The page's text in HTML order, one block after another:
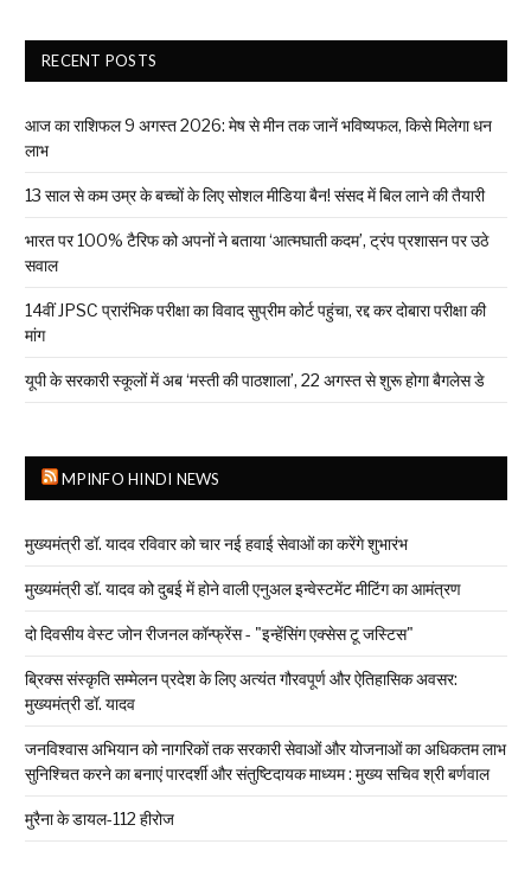
RECENT POSTS
आज का राशिफल 9 अगस्त 2026: मेष से मीन तक जानें भविष्यफल, किसे मिलेगा धन
लाभ
13 साल से कम उम्र के बच्चों के लिए सोशल मीडिया बैन! संसद में बिल लाने की तैयारी
भारत पर 100% टैरिफ को अपनों ने बताया ‘आत्मघाती कदम’, ट्रंप प्रशासन पर उठे
सवाल
14वीं JPSC प्रारंभिक परीक्षा का विवाद सुप्रीम कोर्ट पहुंचा, रद्द कर दोबारा परीक्षा की
मांग
यूपी के सरकारी स्कूलों में अब ‘मस्ती की पाठशाला’, 22 अगस्त से शुरू होगा बैगलेस डे
MPINFO HINDI NEWS
मुख्यमंत्री डॉ. यादव रविवार को चार नई हवाई सेवाओं का करेंगे शुभारंभ
मुख्यमंत्री डॉ. यादव को दुबई में होने वाली एनुअल इन्वेस्टमेंट मीटिंग का आमंत्रण
दो दिवसीय वेस्ट जोन रीजनल कॉन्फ्रेंस - "इन्हेंसिंग एक्सेस टू जस्टिस"
ब्रिक्स संस्कृति सम्मेलन प्रदेश के लिए अत्यंत गौरवपूर्ण और ऐतिहासिक अवसर:
मुख्यमंत्री डॉ. यादव
जनविश्वास अभियान को नागरिकों तक सरकारी सेवाओं और योजनाओं का अधिकतम लाभ
सुनिश्चित करने का बनाएं पारदर्शी और संतुष्टिदायक माध्यम : मुख्य सचिव श्री बर्णवाल
मुरैना के डायल-112 हीरोज